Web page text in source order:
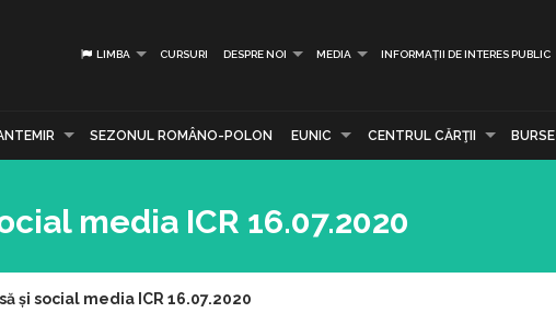
LIMBA CURSURI DESPRE NOI MEDIA INFORMAȚII DE INTERES PUBLIC
SEZONUL ROMÂNO-POLON EUNIC CENTRUL CĂRŢII BURSE
media ICR 16.07.2020
și social media ICR 16.07.2020